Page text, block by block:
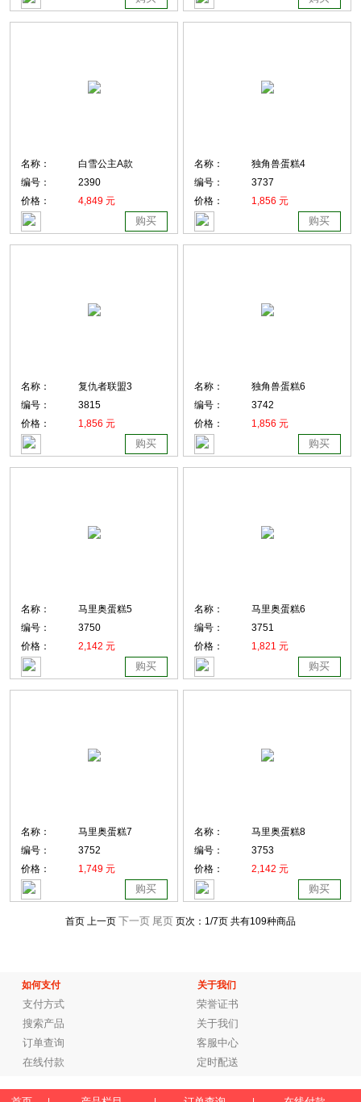
名称：
白雪公主A款
编号：
2390
价格：
4,849 元
购买
名称：
独角兽蛋糕4
编号：
3737
价格：
1,856 元
购买
名称：
复仇者联盟3
编号：
3815
价格：
1,856 元
购买
名称：
独角兽蛋糕6
编号：
3742
价格：
1,856 元
购买
名称：
马里奥蛋糕5
编号：
3750
价格：
2,142 元
购买
名称：
马里奥蛋糕6
编号：
3751
价格：
1,821 元
购买
名称：
马里奥蛋糕7
编号：
3752
价格：
1,749 元
购买
名称：
马里奥蛋糕8
编号：
3753
价格：
2,142 元
购买
首页 上一页 下一页 尾页 页次： 1/7页 共有109种商品
如何支付 关于我们
支付方式
荣誉证书
搜索产品
关于我们
订单查询
客服中心
在线付款
定时配送